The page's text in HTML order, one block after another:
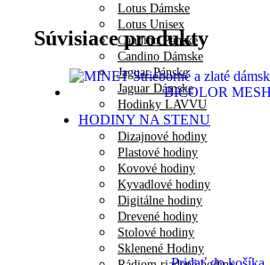
Lotus Dámske
Lotus Unisex
Candino Pánske
Candino Dámske
Jaguar Pánske
Jaguar Dámske
Hodinky LAVVU
HODINY NA STENU
Dizajnové hodiny
Plastové hodiny
Kovové hodiny
Kyvadlové hodiny
Digitálne hodiny
Drevené hodiny
Stolové hodiny
Sklenené Hodiny
Súvisiace produkty